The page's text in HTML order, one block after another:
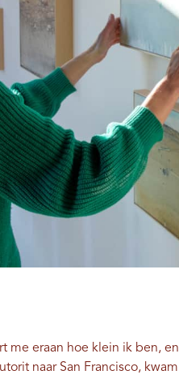
me eraan hoe klein ik ben,
naar San Francisco,